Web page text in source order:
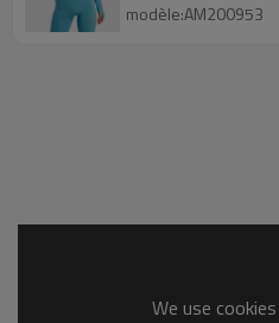
modèle:AM200953
We use